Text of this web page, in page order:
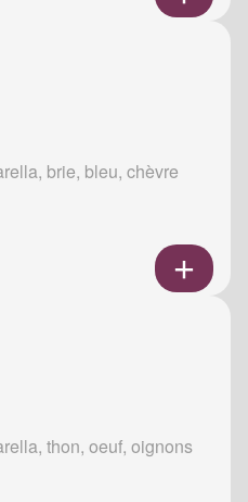
brie, bleu, chèvre
thon, oeuf, oignons